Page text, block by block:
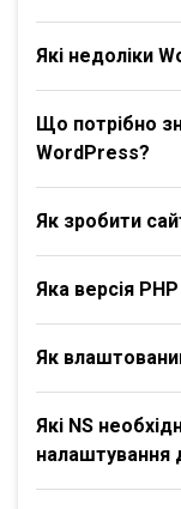
Які недоліки
Що потрібно
WordPress?
Як зробити
Яка версія
Як
Які NS
налаштування